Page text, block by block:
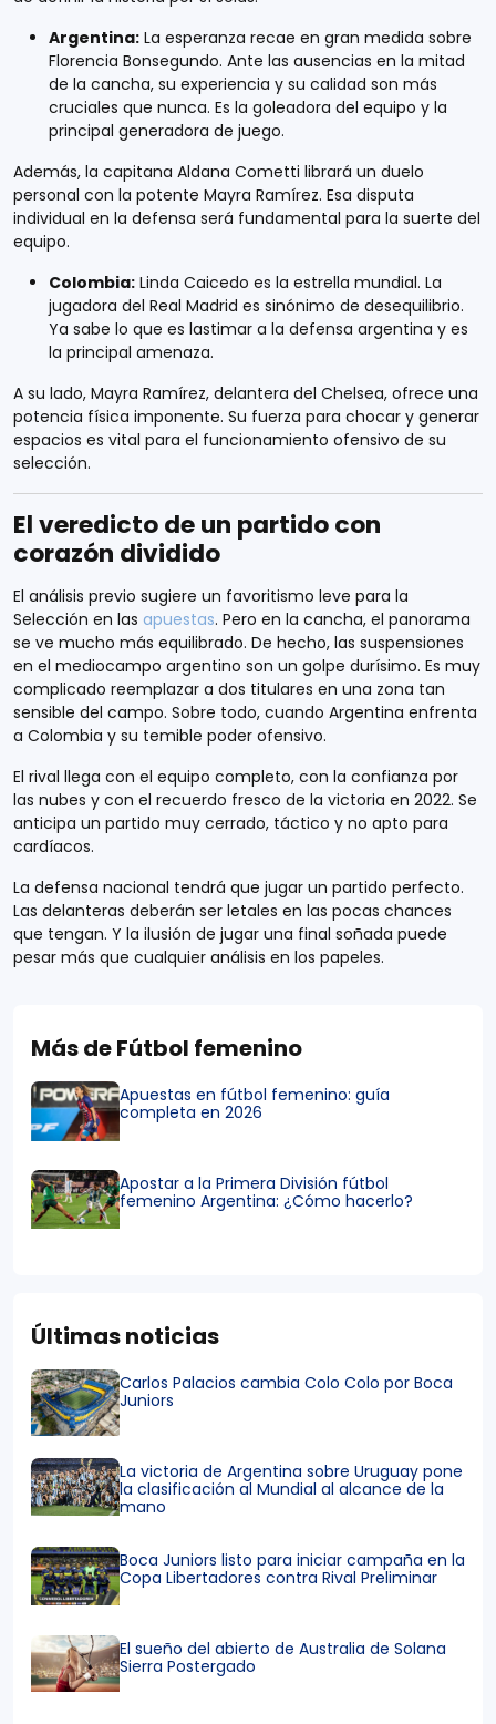
Argentina: La esperanza recae en gran medida sobre
Florencia Bonsegundo. Ante las ausencias en la mitad
de la cancha, su experiencia y su calidad son más
cruciales que nunca. Es la goleadora del equipo y la
principal generadora de juego.
Además, la capitana Aldana Cometti librará un duelo
personal con la potente Mayra Ramírez. Esa disputa
individual en la defensa será fundamental para la suerte del
equipo.
Colombia: Linda Caicedo es la estrella mundial. La
jugadora del Real Madrid es sinónimo de desequilibrio.
Ya sabe lo que es lastimar a la defensa argentina y es
la principal amenaza.
A su lado, Mayra Ramírez, delantera del Chelsea, ofrece una
potencia física imponente. Su fuerza para chocar y generar
espacios es vital para el funcionamiento ofensivo de su
selección.
El veredicto de un partido con
corazón dividido
El análisis previo sugiere un favoritismo leve para la
Selección en las apuestas. Pero en la cancha, el panorama
se ve mucho más equilibrado. De hecho, las suspensiones
en el mediocampo argentino son un golpe durísimo. Es muy
complicado reemplazar a dos titulares en una zona tan
sensible del campo. Sobre todo, cuando Argentina enfrenta
a Colombia y su temible poder ofensivo.
El rival llega con el equipo completo, con la confianza por
las nubes y con el recuerdo fresco de la victoria en 2022. Se
anticipa un partido muy cerrado, táctico y no apto para
cardíacos.
La defensa nacional tendrá que jugar un partido perfecto.
Las delanteras deberán ser letales en las pocas chances
que tengan. Y la ilusión de jugar una final soñada puede
pesar más que cualquier análisis en los papeles.
Más de Fútbol femenino
Apuestas en fútbol femenino: guía
completa en 2026
Apostar a la Primera División fútbol
femenino Argentina: ¿Cómo hacerlo?
Últimas noticias
Carlos Palacios cambia Colo Colo por Boca
Juniors
La victoria de Argentina sobre Uruguay pone
la clasificación al Mundial al alcance de la
mano
Boca Juniors listo para iniciar campaña en la
Copa Libertadores contra Rival Preliminar
El sueño del abierto de Australia de Solana
Sierra Postergado